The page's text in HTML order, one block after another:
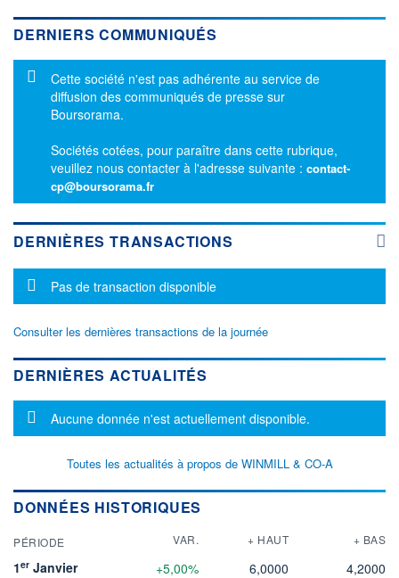
DERNIERS COMMUNIQUÉS
Message d'information
Cette société n'est pas adhérente au service de
diffusion des communiqués de presse sur
Boursorama.
Sociétés cotées, pour paraître dans cette rubrique,
veuillez nous contacter à l'adresse suivante : contact-
cp@boursorama.fr
DERNIÈRES TRANSACTIONS
Message d'information
Pas de transaction disponible
Consulter les dernières transactions de la journée
DERNIÈRES ACTUALITÉS
Message d'information
Aucune donnée n'est actuellement disponible.
Toutes les actualités à propos de WINMILL & CO-A
DONNÉES HISTORIQUES
PÉRIODE VAR. + HAUT + BAS
1er Janvier +5,00% 6,0000
4,2000